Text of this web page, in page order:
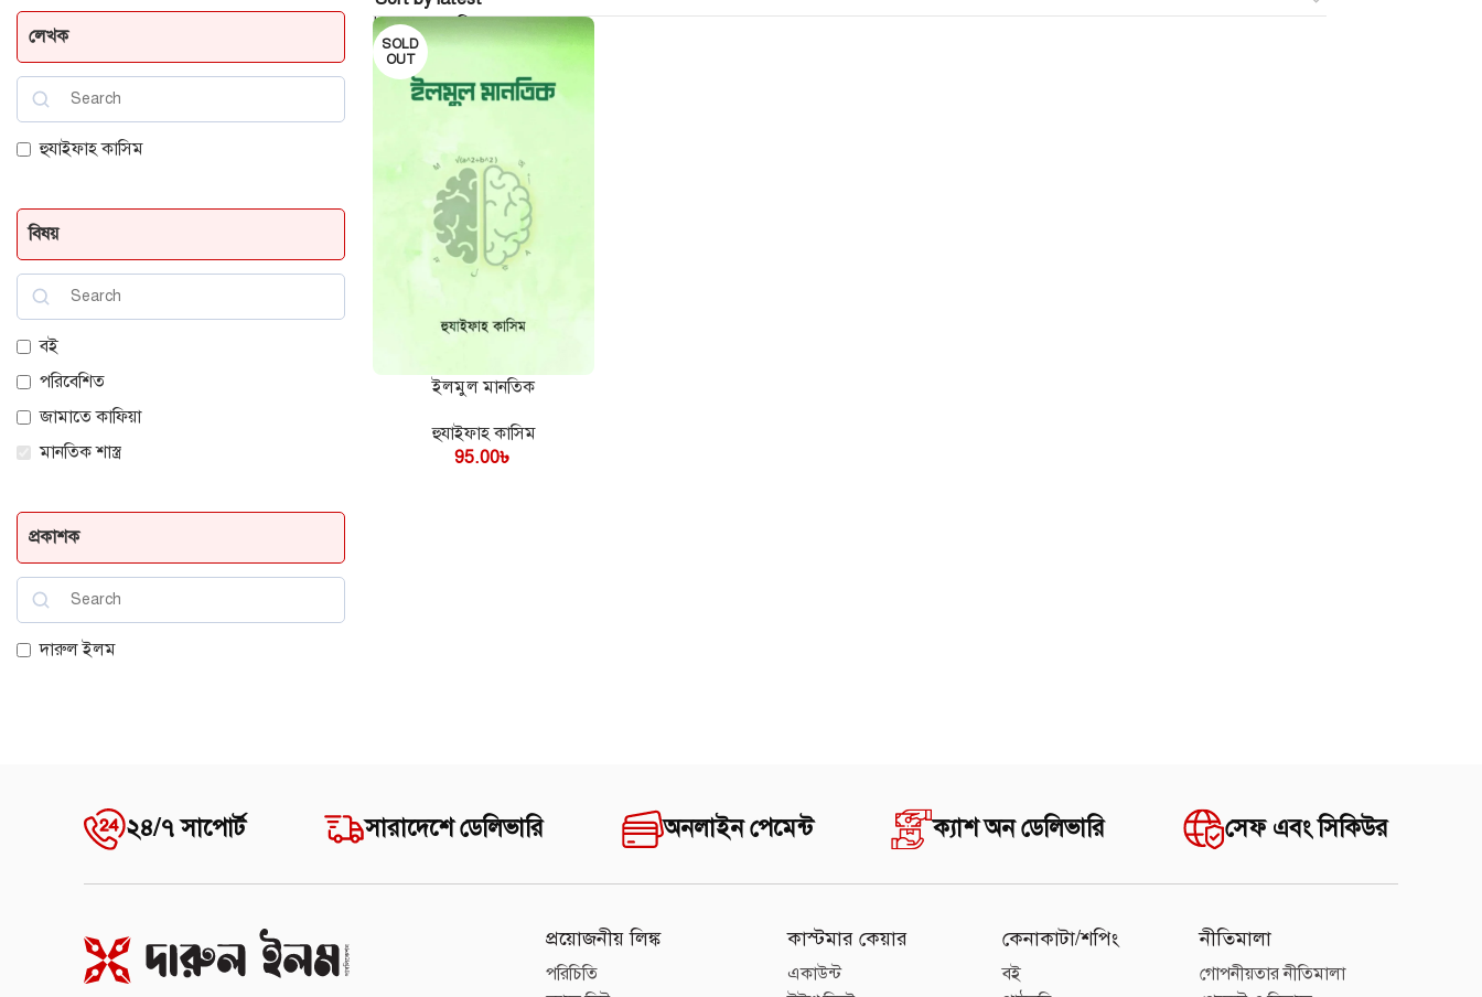
লেখক
হুযাইফাহ কাসিম
বিষয়
বই
পরিবেশিত
জামাতে কাফিয়া
মানতিক শাস্ত্র
প্রকাশক
দারুল ইলম
Home মানতিক শাস্ত্র
SOLD
OUT
কার্টে যোগ করুনইলমুল মানতিক
হুযাইফাহ কাসিম
95.00৳
২৪/৭ সাপোর্ট সারাদেশে ডেলিভারি অনলাইন পেমেন্ট ক্যাশ অন ডেলিভারি সেফ এবং সিকিউর
প্রয়োজনীয় লিঙ্ক
পরিচিতি
কাস্টমার কেয়ার
একাউন্ট
কেনাকাটা/শপিং
বই
নীতিমালা
গোপনীয়তার নীতিমালা